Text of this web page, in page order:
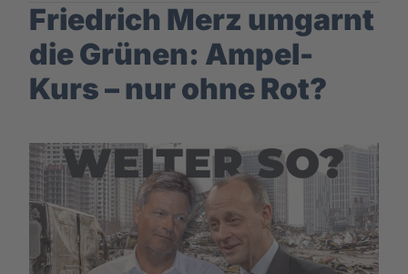
Friedrich Merz umgarnt
die Grünen: Ampel-
Kurs – nur ohne Rot?